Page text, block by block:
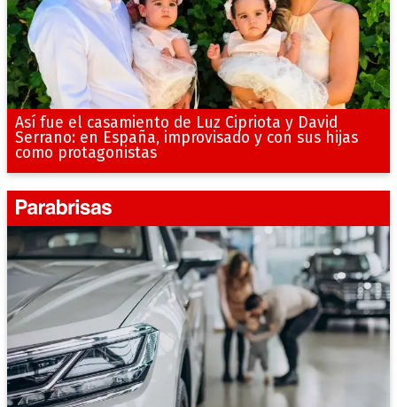
Así fue el casamiento de Luz Cipriota y David
Serrano: en España, improvisado y con sus hijas
como protagonistas